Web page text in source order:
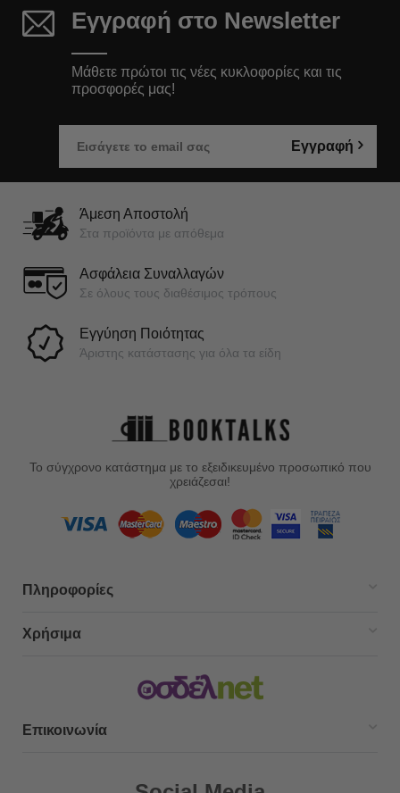
Εγγραφή στο Newsletter
Μάθετε πρώτοι τις νέες κυκλοφορίες και τις
προσφορές μας!
Εγγραφή
Άμεση Αποστολή
Στα προϊόντα με απόθεμα
Ασφάλεια Συναλλαγών
Σε όλους τους διαθέσιμος τρόπους
Εγγύηση Ποιότητας
Άριστης κατάστασης για όλα τα είδη
Το σύγχρονο κατάστημα με το εξειδικευμένο προσωπικό που
χρειάζεσαι!
Πληροφορίες
Χρήσιμα
Επικοινωνία